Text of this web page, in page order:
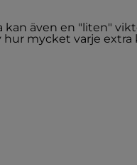
även en "liten"
hur mycket varje extra